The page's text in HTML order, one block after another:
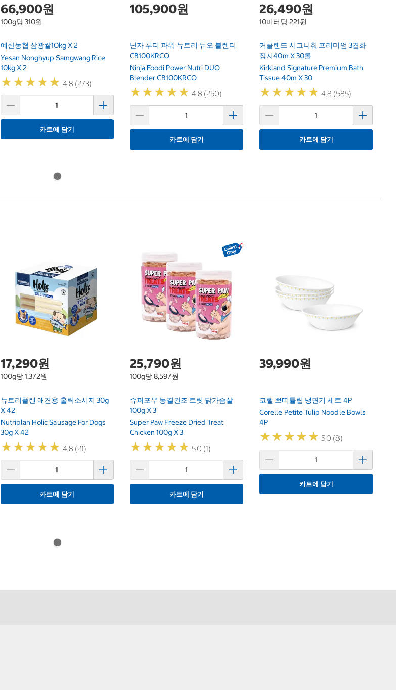
66,900원
100g당 310원
예산농협 삼광쌀10kg X 2
Yesan Nonghyup Samgwang Rice
10kg X 2
★★★★★
★★★★★ 4.8 (273)
카트에 담기
105,900원
닌자 푸디 파워 뉴트리 듀오 블렌더
CB100KRCO
Ninja Foodi Power Nutri DUO
Blender CB100KRCO
★★★★★
★★★★★ 4.8 (250)
카트에 담기
26,490원
10미터당 221원
커클랜드 시그니춰 프리미엄 3겹화
장지40m X 30롤
Kirkland Signature Premium Bath
Tissue 40m X 30
★★★★★
★★★★★ 4.8 (585)
카트에 담기
17,290원
100g당 1,372원
뉴트리플랜 애견용 홀릭소시지 30g
X 42
Nutriplan Holic Sausage For Dogs
30g X 42
★★★★★
★★★★★ 4.8 (21)
카트에 담기
25,790원
100g당 8,597원
슈퍼포우 동결건조 트릿 닭가슴살
100g X 3
Super Paw Freeze Dried Treat
Chicken 100g X 3
★★★★★
★★★★★ 5.0 (1)
카트에 담기
39,990원
코렐 쁘띠튤립 냉면기 세트 4P
Corelle Petite Tulip Noodle Bowls
4P
★★★★★
★★★★★ 5.0 (8)
카트에 담기